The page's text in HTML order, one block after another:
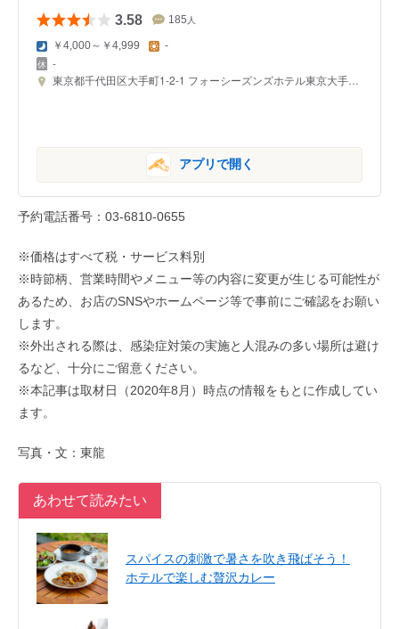
3.58 185 人
￥4,000～￥4,999 -
-
東京都千代田区大手町1-2-1 フォーシーズンズホテル東京大手町 39F
アプリで開く
予約電話番号：03-6810-0655
※価格はすべて税・サービス料別
※時節柄、営業時間やメニュー等の内容に変更が生じる可能性が
あるため、お店のSNSやホームページ等で事前にご確認をお願い
します。
※外出される際は、感染症対策の実施と人混みの多い場所は避け
るなど、十分にご留意ください。
※本記事は取材日（2020年8月）時点の情報をもとに作成してい
ます。
写真・文：東龍
あわせて読みたい
スパイスの刺激で暑さを吹き飛ばそう！
ホテルで楽しむ贅沢カレー